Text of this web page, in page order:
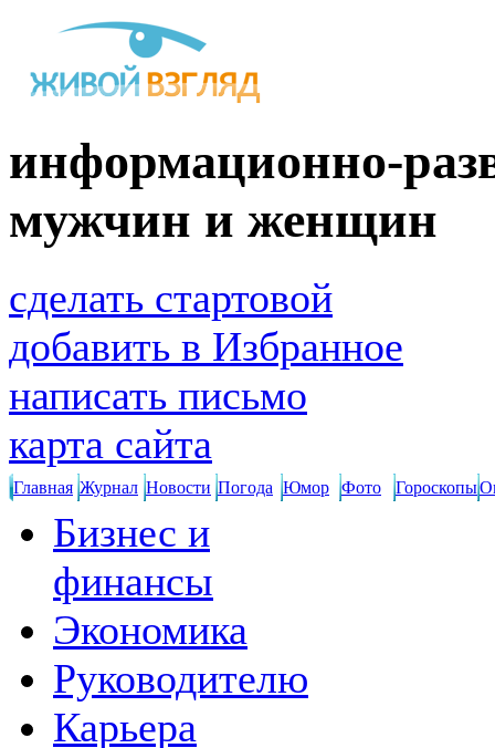
информационно-
мужчин и женщин
сделать стартовой
добавить в Избранное
написать письмо
карта сайта
Главная Журнал Новости Погода Юмор Фото Гороскопы
Бизнес и
финансы
Экономика
Руководителю
Карьера